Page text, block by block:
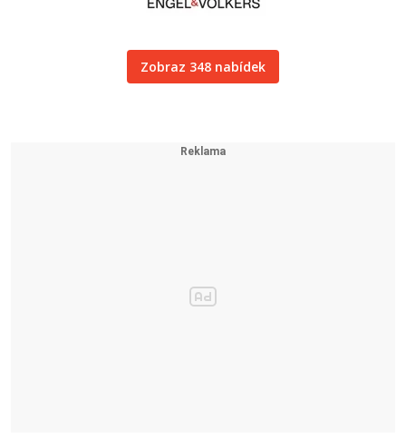
Zobraz 348 nabídek